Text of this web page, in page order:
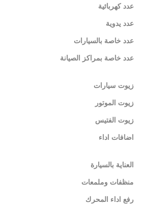
عدد كهربائية
عدد يدوية
عدد خاصة بالسيارات
عدد خاصة بمراكز الصيانة
زيوت سيارات
زيوت الموتور
زيوت الفتيس
اضافات اداء
العناية بالسيارة
منظفات وملمعات
رفع اداء المحرك